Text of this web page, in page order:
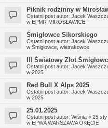
Piknik rodzinny w
Ostatni post autor: Jacek
w EPMR MIROSŁAWICE
Śmigłowce Sikorskiego
Ostatni post autor: Jacek
w Śmigłowce, wiatrakowce
III Światowy Zlot
Ostatni post autor: Jacek
w 2025
Red Bull X Alps 2025
Ostatni post autor: Jacek
w 2025
25.01.2025
Ostatni post autor: Wiśnia « 25 sty
w EPWA WARSZAWA OKĘCIE